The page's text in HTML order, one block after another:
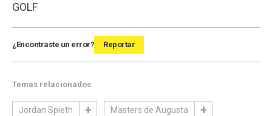
GOLF
¿Encontraste un error? Reportar
Temas relacionados
Jordan Spieth Masters de Augusta